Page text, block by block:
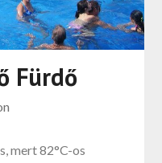
Fürdő
mert 82°C-os